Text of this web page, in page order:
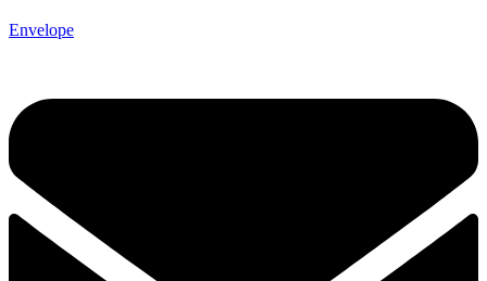
Envelope